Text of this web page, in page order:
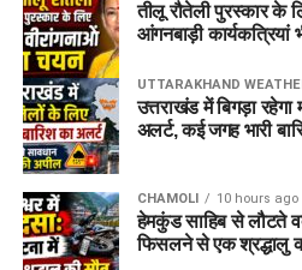
तीलू रौतेली पुरस्कार के
आंगनबाड़ी कार्यकत्रियां
UTTARAKHAND
उत्तराखंड में बिगड़ा
अलर्ट, कई जगह भारी
CHAMOLI 10 hours ago
हेमकुंड साहिब से लौटते
फिसलने से एक श्रद्धालु